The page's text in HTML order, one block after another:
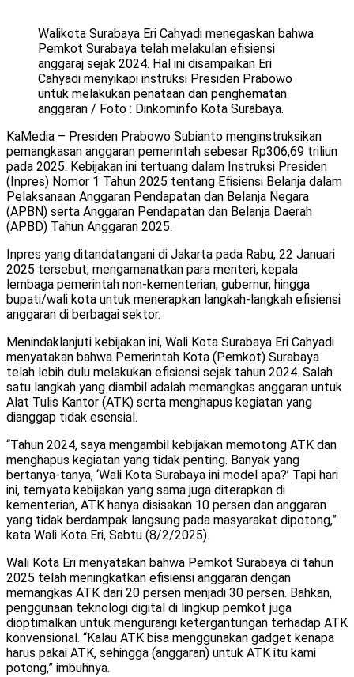
Walikota Surabaya Eri Cahyadi menegaskan bahwa
Pemkot Surabaya telah melakulan efisiensi
anggaraj sejak 2024. Hal ini disampaikan Eri
Cahyadi menyikapi instruksi Presiden Prabowo
untuk melakukan penataan dan penghematan
anggaran / Foto : Dinkominfo Kota Surabaya.
KaMedia – Presiden Prabowo Subianto menginstruksikan
pemangkasan anggaran pemerintah sebesar Rp306,69 triliun
pada 2025. Kebijakan ini tertuang dalam Instruksi Presiden
(Inpres) Nomor 1 Tahun 2025 tentang Efisiensi Belanja dalam
Pelaksanaan Anggaran Pendapatan dan Belanja Negara
(APBN) serta Anggaran Pendapatan dan Belanja Daerah
(APBD) Tahun Anggaran 2025.
Inpres yang ditandatangani di Jakarta pada Rabu, 22 Januari
2025 tersebut, mengamanatkan para menteri, kepala
lembaga pemerintah non-kementerian, gubernur, hingga
bupati/wali kota untuk menerapkan langkah-langkah efisiensi
anggaran di berbagai sektor.
Menindaklanjuti kebijakan ini, Wali Kota Surabaya Eri Cahyadi
menyatakan bahwa Pemerintah Kota (Pemkot) Surabaya
telah lebih dulu melakukan efisiensi sejak tahun 2024. Salah
satu langkah yang diambil adalah memangkas anggaran untuk
Alat Tulis Kantor (ATK) serta menghapus kegiatan yang
dianggap tidak esensial.
“Tahun 2024, saya mengambil kebijakan memotong ATK dan
menghapus kegiatan yang tidak penting. Banyak yang
bertanya-tanya, ‘Wali Kota Surabaya ini model apa?’ Tapi hari
ini, ternyata kebijakan yang sama juga diterapkan di
kementerian, ATK hanya disisakan 10 persen dan anggaran
yang tidak berdampak langsung pada masyarakat dipotong,”
kata Wali Kota Eri, Sabtu (8/2/2025).
Wali Kota Eri menyatakan bahwa Pemkot Surabaya di tahun
2025 telah meningkatkan efisiensi anggaran dengan
memangkas ATK dari 20 persen menjadi 30 persen. Bahkan,
penggunaan teknologi digital di lingkup pemkot juga
dioptimalkan untuk mengurangi ketergantungan terhadap ATK
konvensional. “Kalau ATK bisa menggunakan gadget kenapa
harus pakai ATK, sehingga (anggaran) untuk ATK itu kami
potong,” imbuhnya.